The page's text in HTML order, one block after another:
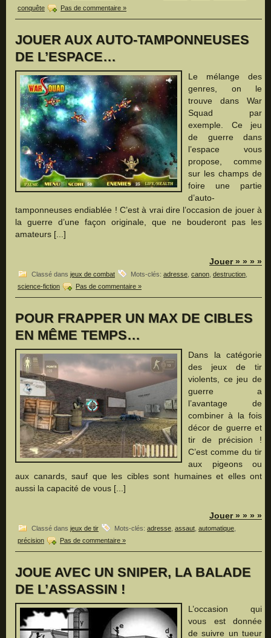
conquête
Pas de commentaire »
JOUER AUX AUTO-TAMPONNEUSES
DE L’ESPACE…
Le mélange des
genres, on le
trouve dans War
Squad par
exemple. Ce jeu
de guerre dans
l’espace vous
propose, comme
sur les champs de
foire une partie
d’auto-
tamponneuses endiablée ! C’est à vrai dire l’occasion de jouer à
la guerre d’une façon originale, que ne bouderont pas les
amateurs [...]
Jouer » » » »
Classé dans jeux de combat Mots-clés: adresse canon destruction
science-fiction
Pas de commentaire »
POUR FRAPPER UN MAX DE CIBLES
EN MÊME TEMPS…
Dans la catégorie
des jeux de tir
violents, ce jeu de
guerre a
l’avantage de
combiner à la fois
décor de guerre et
tir de précision !
C’est comme du tir
aux pigeons ou
aux canards, sauf que les cibles sont humaines et elles ont
aussi la capacité de vous [...]
Jouer » » » »
Classé dans jeux de tir Mots-clés: adresse assaut automatique
précision
Pas de commentaire »
JOUE AVEC UN SNIPER, LA BALADE
DE L’ASSASSIN !
L’occasion qui
vous est donnée
de suivre un tueur